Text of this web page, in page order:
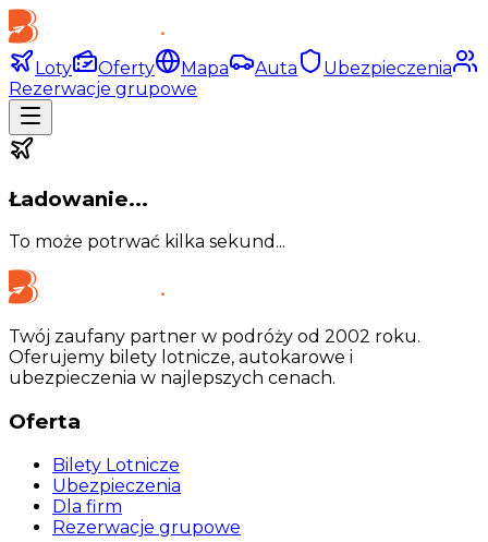
Loty Oferty Mapa Auta
Ubezpieczenia
Rezerwacje grupowe
Ładowanie...
To może potrwać kilka sekund...
Twój zaufany partner w podróży od 2002 roku.
Oferujemy bilety lotnicze, autokarowe i
ubezpieczenia w najlepszych cenach.
Oferta
Bilety Lotnicze
Ubezpieczenia
Dla firm
Rezerwacje grupowe